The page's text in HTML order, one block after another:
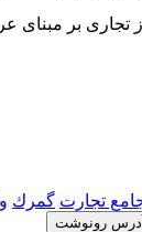
تجاری بر
تجارت گمرك
آدرس رونوشت